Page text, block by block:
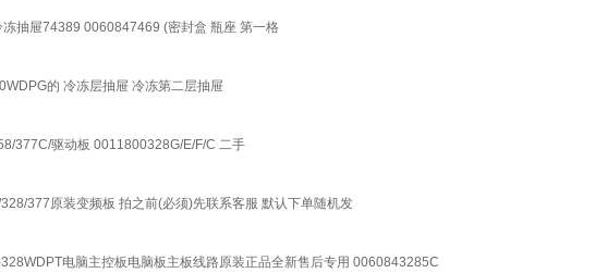
抽屉74389 0060847469 (密封盒 瓶座 第一格
的 冷冻层抽屉 冷冻第二层抽屉
377C/驱动板 0011800328G/E/F/C 二手
377原装变频板 拍之前(必须)先联系客服 默认下单随机发
电脑主控板电脑板主板线路原装正品全新售后专用 0060843285C